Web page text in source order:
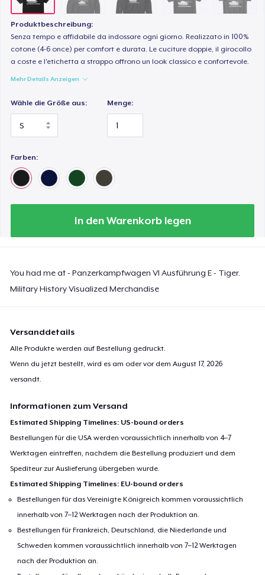
Produktbeschreibung:
Senza tempo e affidabile da indossare ogni giorno. Realizzato in 100%
cotone (4-6 once) per comfort e durata. Le cuciture doppie, il girocollo
a coste e l'etichetta a strappo offrono un look classico e confortevole.
Mehr Details Anzeigen
Wähle die Größe aus: Menge:
Farben:
In den Warenkorb legen
You had me at - Panzerkampfwagen VI Ausführung E - Tiger.
Military History Visualized Merchandise
Versanddetails
Alle Produkte werden auf Bestellung gedruckt.
Wenn du jetzt bestellt, wird es am oder vor demAugust 17, 2026
versandt.
Informationen zum Versand
Estimated Shipping Timelines: US-bound orders
Bestellungen für die USA werden voraussichtlich innerhalb von 4–7
Werktagen eintreffen, nachdem die Bestellung produziert und dem
Spediteur zur Auslieferung übergeben wurde.
Estimated Shipping Timelines: EU-bound orders
Bestellungen für das Vereinigte Königreich kommen voraussichtlich
innerhalb von 7–12 Werktagen nach der Produktion an.
Bestellungen für Frankreich, Deutschland, die Niederlande und
Schweden kommen voraussichtlich innerhalb von 7–12 Werktagen
nach der Produktion an.
27,99 $
Premium V-Neck Tee
29,99 $
Premium V-Neck Tee
Women's Premium V-Neck Tee
Premium Long Sleeve Tee
32,99 $
Women's Comfort Tee
27,99 $
Women's Flowy Tank Top
26,99 $
27,99 $
Women's Boyfriend Tee
27,99 $
Classic Long Sleeve Tee
27,99 $
Next Level 3600 | Premium Ring-Spun Cotton T-Shirt
29,99 $